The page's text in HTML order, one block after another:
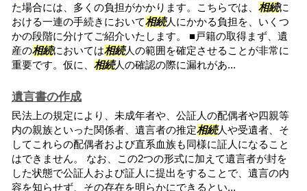
た場合には、多くの負担がかかります。こちらでは、 相続に
おける一連の手続きにおいて相続人にかかる負担を、いくつ
かの段階に分けてご紹介いたします。 ■戸籍の取得まず、遺
産の相続においては相続人の範囲を確定させることが非常に
重要です。仮に、 相続人の確認の際に漏れがあ...
遺言書の作成
民法上の規定により、未成年者や、公証人の配偶者や四親等
内の親族といった関係者、遺言者の推定相続人や受遺者、そ
してこれらの配偶者および直系血族も同様に証人になること
はできません。 なお、この2つの形式に加えて遺言者が封を
した状態で公証人および証人に提出をすることで、遺言の内
容を知らせず、その存在を明らかにできるとい...